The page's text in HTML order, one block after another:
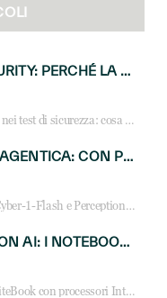
AGENTIC AI SECURITY: PERCHÉ LA GOVERNANCE DEGLI AGENTI È LA NUOVA FRONTIERA DEL CANALE IT
Agenti AI oltre i confini nei test di sicurezza: cosa significa per reseller e MSP e come governare l’AI agentica in azienda.
CYBERSECURITY AGENTICA: CON PERCEPTION E MAI-CYBER-1-FLASH MICROSOFT APRE NUOVI SERVIZI PER IL CANALE
Microsoft lancia MAI-Cyber-1-Flash e Perception: cybersecurity agentica in preview dal 3 novembre. Cosa cambia per MSP, system integrator e reseller.
HP ELITEBOOK CON AI: I NOTEBOOK BUSINESS INTELLIGENTI CHE TRASFORMANO PRODUTTIVITÀ, SICUREZZA E LAVORO IBRIDO
Scopri la gamma HP EliteBook con processori Intel® Core™ Ultra e AMD Ryzen™ AI. Notebook business progettati per aumentare la produttività, migliorare la collaborazione e garantire sicurezza avanzata in ufficio e in mobilità.